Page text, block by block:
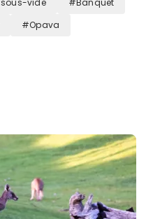
sous-vide
Banquet
Opava